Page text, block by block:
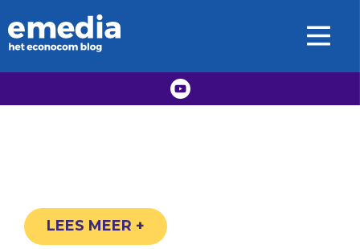
LEES MEER +